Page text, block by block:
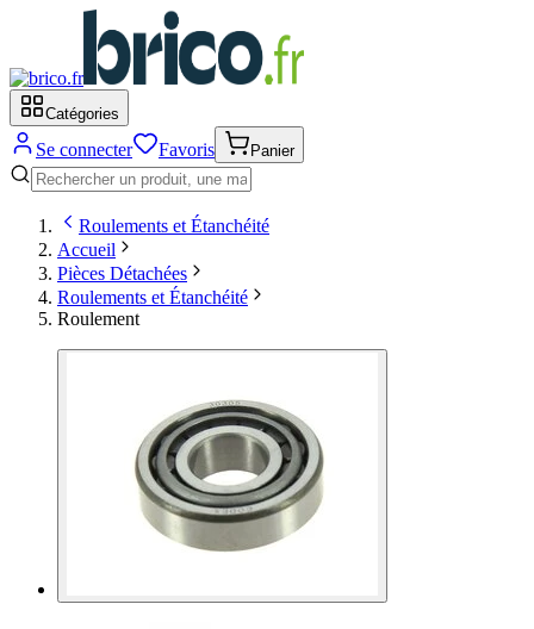
Catégories
Se connecter Favoris Panier
Roulements et Étanchéité
Accueil
Pièces Détachées
Roulements et Étanchéité
Roulement